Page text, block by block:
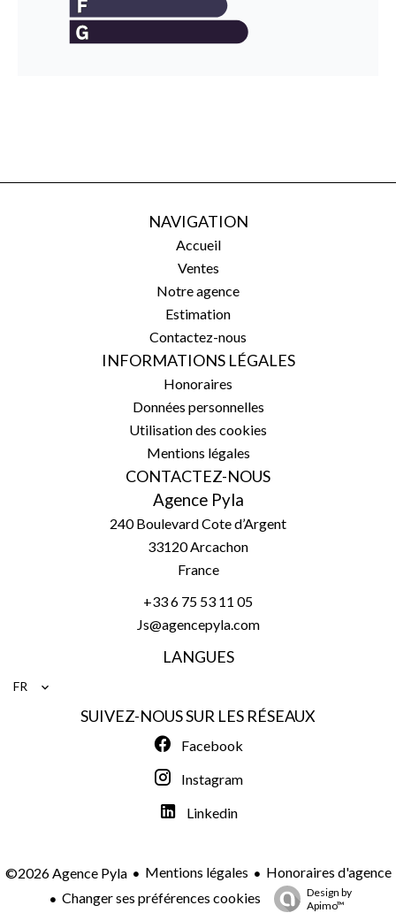
NAVIGATION
Accueil
Ventes
Notre agence
Estimation
Contactez-nous
INFORMATIONS LÉGALES
Honoraires
Données personnelles
Utilisation des cookies
Mentions légales
CONTACTEZ-NOUS
Agence Pyla
240 Boulevard Cote d’Argent
33120Arcachon
France
+33 6 75 53 11 05
Js@agencepyla.com
LANGUES
FR
SUIVEZ-NOUS SUR LES RÉSEAUX
Facebook
Instagram
Linkedin
©2026 Agence Pyla Mentions légales
Honoraires d'agence
Changer ses préférences cookies
Design by
Apimo™